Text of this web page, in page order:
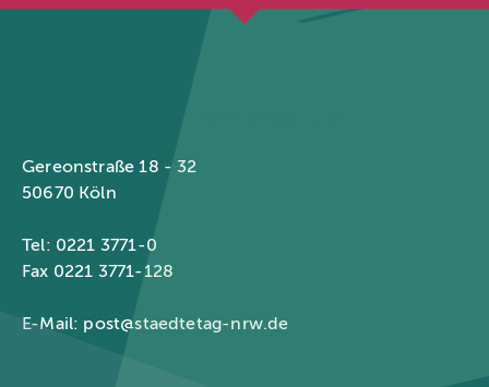
Gereonstraße 18 - 32
50670 Köln
Tel: 0221 3771-0
Fax 0221 3771-128
E-Mail: post@staedtetag-nrw.de